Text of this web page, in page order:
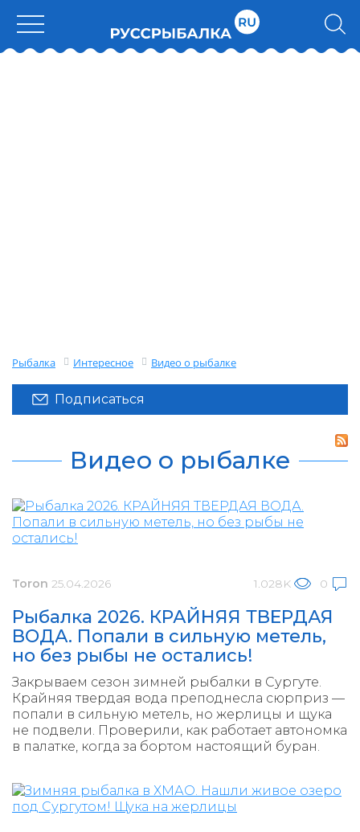
Рыбалка Интересное Видео о рыбалке
Подписаться
Видео о рыбалке
Toron 25.04.2026 1.028K 0
Рыбалка 2026. КРАЙНЯЯ ТВЕРДАЯ
ВОДА. Попали в сильную метель,
но без рыбы не остались!
Закрываем сезон зимней рыбалки в Сургуте.
Крайняя твердая вода преподнесла сюрприз —
попали в сильную метель, но жерлицы и щука
не подвели. Проверили, как работает автономка
в палатке, когда за бортом настоящий буран.